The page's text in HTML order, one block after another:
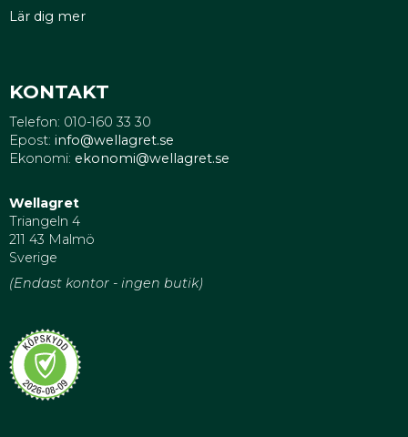
Lär dig mer
KONTAKT
Telefon: 010-160 33 30
Epost: info@wellagret.se
Ekonomi: ekonomi@wellagret.se
Wellagret
Triangeln 4
211 43 Malmö
Sverige
(Endast kontor - ingen butik)